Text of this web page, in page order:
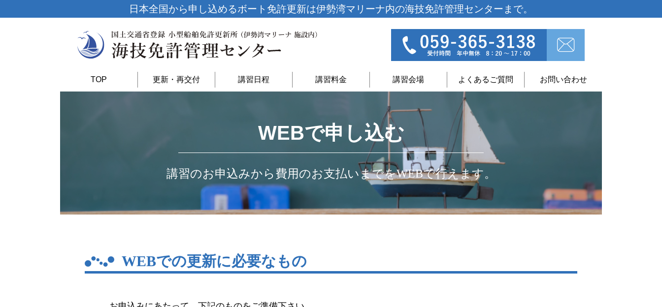
日本全国から申し込めるボート免許更新は伊勢湾マリーナ内の海技免許管理センターまで。
TOP 更新・再交付 講習日程 講習料金 講習会場 よくあるご質問 お問い合わせ
WEBで申し込む
講習のお申込みから費用のお支払いまでをWEBで行えます。
WEBでの更新に必要なもの